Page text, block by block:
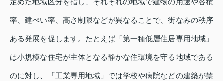
率、建ぺい率、高さ制限などが異なることで、街なみの秩序
ある発展を促します。たとえば「第一種低層住居専用地域」
は小規模な住宅が主体となる静かな住環境を守る地域である
のに対し、「工業専用地域」では学校や病院などの建築が禁